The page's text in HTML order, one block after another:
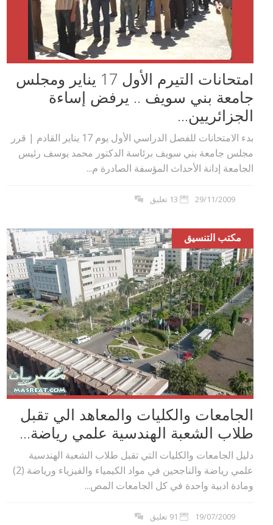
امتحانات التيرم الأول 17 يناير ومجلس
جامعة بني سويف .. يرفض إساءة
الجزائريين...
بدء الامتحانات للفصل الدراسي الأول يوم 17 يناير القادم | قرر
مجلس جامعة بني سويف برئاسة الدكتور محمد يوسف رئيس
الجامعة إدانة الأحداث المؤسفة الصادرة م...
29/11/2009 13 تعليق
مكتب التنسيق
الجامعات والكليات والمعاهد الي تقبل
طلاب الشعبة الهندسية علمي رياضة...
دليل الجامعات والكليات التي تقبل طلاب الشعبة الهندسية
علمي رياضة والناجحين في مواد الكيمياء والفيزياء ورياضة (2)
ومادة ادبية واحدة في كل الجامعات المص...
19/07/2009 91 تعليق